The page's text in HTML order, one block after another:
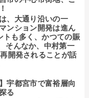
、大通り沿いの一
ンション開発は進ん
トも多く、かつての賑
そんなか、中村第一
開発されることが話
宇都宮市で富裕層向
る